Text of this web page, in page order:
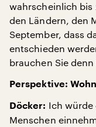
wahrscheinlich bis
den Ländern, den
September, dass
entschieden
brauchen Sie
Perspektive:
Döcker: Ich würde
Menschen